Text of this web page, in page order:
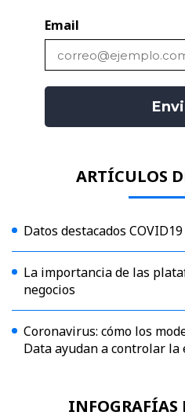
Email
ARTÍCULOS
Datos destacados
La importancia de las
negocios
Coronavirus: cómo los
Data ayudan a controlar la
INFOGRAFÍAS